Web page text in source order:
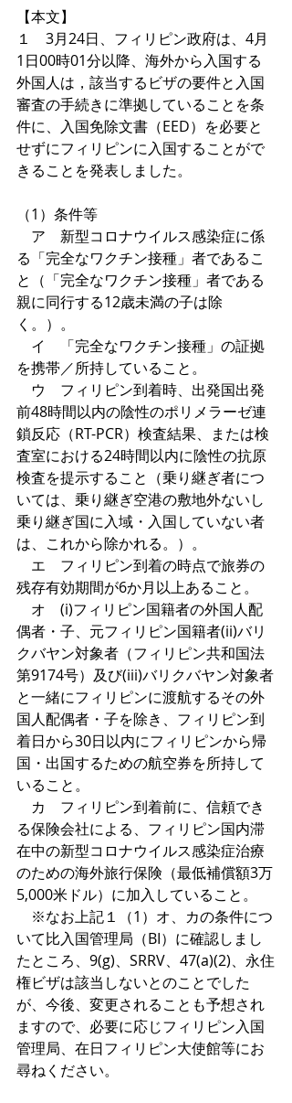
【本文】
１　3月24日、フィリピン政府は、4月
1日00時01分以降、海外から入国する
外国人は，該当するビザの要件と入国
審査の手続きに準拠していることを条
件に、入国免除文書（EED）を必要と
せずにフィリピンに入国することがで
きることを発表しました。
（1）条件等
ア　新型コロナウイルス感染症に係
る「完全なワクチン接種」者であるこ
と（「完全なワクチン接種」者である
親に同行する12歳未満の子は除
く。）。
イ　「完全なワクチン接種」の証拠
を携帯／所持していること。
ウ　フィリピン到着時、出発国出発
前48時間以内の陰性のポリメラーゼ連
鎖反応（RT-PCR）検査結果、または検
査室における24時間以内に陰性の抗原
検査を提示すること（乗り継ぎ者につ
いては、乗り継ぎ空港の敷地外ないし
乗り継ぎ国に入域・入国していない者
は、これから除かれる。）。
エ　フィリピン到着の時点で旅券の
残存有効期間が6か月以上あること。
オ　(i)フィリピン国籍者の外国人配
偶者・子、元フィリピン国籍者(ii)バリ
クバヤン対象者（フィリピン共和国法
第9174号）及び(iii)バリクバヤン対象者
と一緒にフィリピンに渡航するその外
国人配偶者・子を除き、フィリピン到
着日から30日以内にフィリピンから帰
国・出国するための航空券を所持して
いること。
カ　フィリピン到着前に、信頼でき
る保険会社による、フィリピン国内滞
在中の新型コロナウイルス感染症治療
のための海外旅行保険（最低補償額3万
5,000米ドル）に加入していること。
※なお上記１（1）オ、カの条件につ
いて比入国管理局（BI）に確認しまし
たところ、9(g)、SRRV、47(a)(2)、永住
権ビザは該当しないとのことでした
が、今後、変更されることも予想され
ますので、必要に応じフィリピン入国
管理局、在日フィリピン大使館等にお
尋ねください。